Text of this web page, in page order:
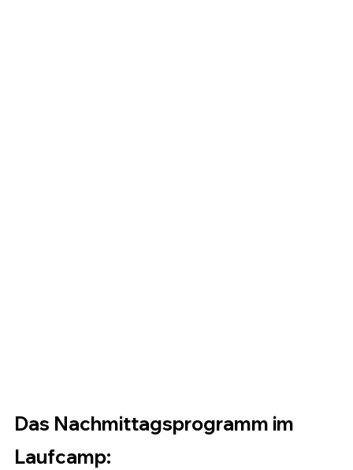
Das Nachmittagsprogramm im
Laufcamp: